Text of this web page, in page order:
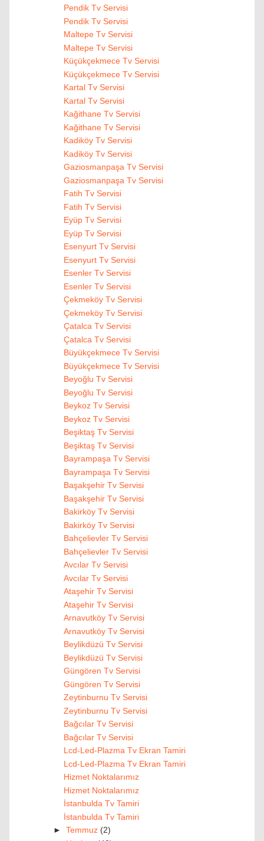
Pendik Tv Servisi
Pendik Tv Servisi
Maltepe Tv Servisi
Maltepe Tv Servisi
Küçükçekmece Tv Servisi
Küçükçekmece Tv Servisi
Kartal Tv Servisi
Kartal Tv Servisi
Kağithane Tv Servisi
Kağithane Tv Servisi
Kadiköy Tv Servisi
Kadiköy Tv Servisi
Gaziosmanpaşa Tv Servisi
Gaziosmanpaşa Tv Servisi
Fatih Tv Servisi
Fatih Tv Servisi
Eyüp Tv Servisi
Eyüp Tv Servisi
Esenyurt Tv Servisi
Esenyurt Tv Servisi
Esenler Tv Servisi
Esenler Tv Servisi
Çekmeköy Tv Servisi
Çekmeköy Tv Servisi
Çatalca Tv Servisi
Çatalca Tv Servisi
Büyükçekmece Tv Servisi
Büyükçekmece Tv Servisi
Beyoğlu Tv Servisi
Beyoğlu Tv Servisi
Beykoz Tv Servisi
Beykoz Tv Servisi
Beşiktaş Tv Servisi
Beşiktaş Tv Servisi
Bayrampaşa Tv Servisi
Bayrampaşa Tv Servisi
Başakşehir Tv Servisi
Başakşehir Tv Servisi
Bakirköy Tv Servisi
Bakirköy Tv Servisi
Bahçelievler Tv Servisi
Bahçelievler Tv Servisi
Avcılar Tv Servisi
Avcılar Tv Servisi
Ataşehir Tv Servisi
Ataşehir Tv Servisi
Arnavutköy Tv Servisi
Arnavutköy Tv Servisi
Beylikdüzü Tv Servisi
Beylikdüzü Tv Servisi
Güngören Tv Servisi
Güngören Tv Servisi
Zeytinburnu Tv Servisi
Zeytinburnu Tv Servisi
Bağcılar Tv Servisi
Bağcılar Tv Servisi
Lcd-Led-Plazma Tv Ekran Tamiri
Lcd-Led-Plazma Tv Ekran Tamiri
Hizmet Noktalarımız
Hizmet Noktalarımız
İstanbulda Tv Tamiri
İstanbulda Tv Tamiri
► Temmuz (2)